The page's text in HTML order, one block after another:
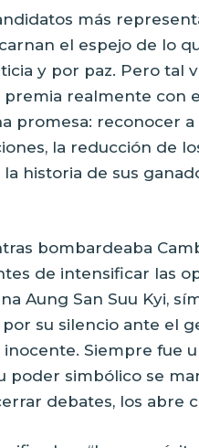
más
el espejo de lo
y por paz. Pero tal
realmente con
promesa: reconocer a
la reducción de
historia de sus
bombardeaba
de intensificar las
Aung San Suu Kyi,
su silencio ante el
inocente. Siempre fue
poder simbólico se
debates, los abre